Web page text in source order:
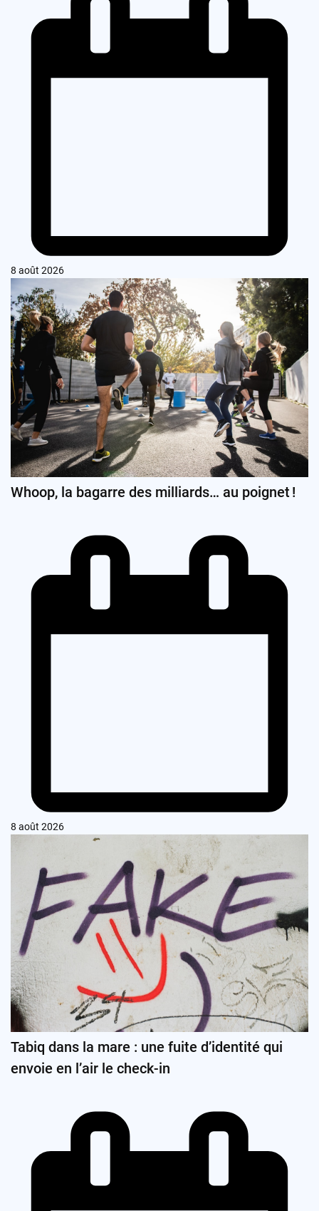
8 août 2026
Whoop, la bagarre des milliards… au poignet !
8 août 2026
Tabiq dans la mare : une fuite d’identité qui
envoie en l’air le check-in